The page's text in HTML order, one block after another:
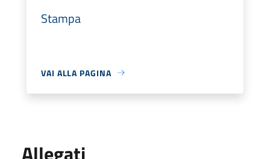
Stampa
VAI ALLA PAGINA